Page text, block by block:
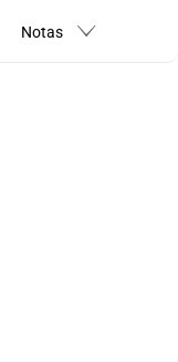
Notas